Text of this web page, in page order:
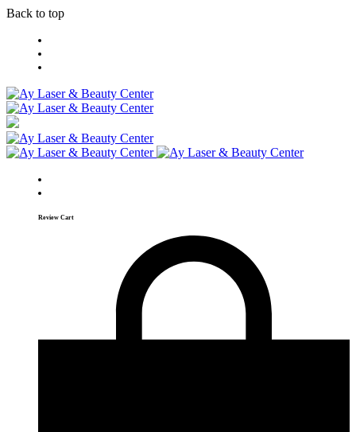
Back to top
content
Review Cart